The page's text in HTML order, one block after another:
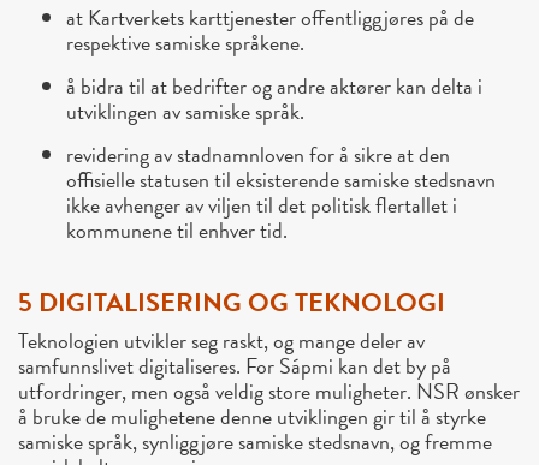
at Kartverkets karttjenester offentliggjøres på de
respektive samiske språkene.
å bidra til at bedrifter og andre aktører kan delta i
utviklingen av samiske språk.
revidering av stadnamnloven for å sikre at den
offisielle statusen til eksisterende samiske stedsnavn
ikke avhenger av viljen til det politisk flertallet i
kommunene til enhver tid.
5 DIGITALISERING OG TEKNOLOGI
Teknologien utvikler seg raskt, og mange deler av
samfunnslivet digitaliseres. For Sápmi kan det by på
utfordringer, men også veldig store muligheter. NSR ønsker
å bruke de mulighetene denne utviklingen gir til å styrke
samiske språk, synliggjøre samiske stedsnavn, og fremme